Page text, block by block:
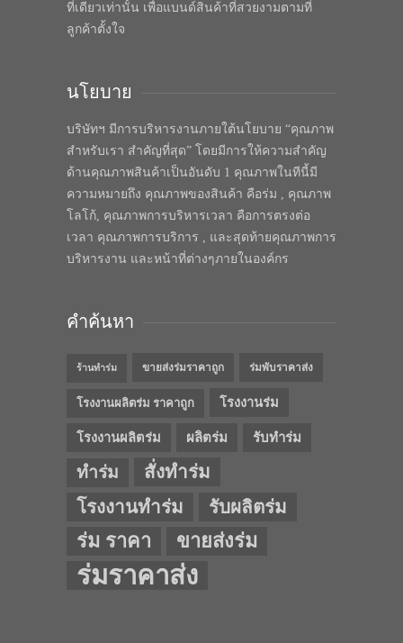
ที่เดียวเท่านั้น เพื่อแบนด์สินค้าที่สวยงามตามที่
ลูกค้าตั้งใจ
นโยบาย
บริษัทฯ มีการบริหารงานภายใต้นโยบาย “คุณภาพ
สำหรับเรา สำคัญที่สุด” โดยมีการให้ความสำคัญ
ด้านคุณภาพสินค้าเป็นอันดับ 1 คุณภาพในทีนี้มี
ความหมายถึง คุณภาพของสินค้า คือร่ม , คุณภาพ
โลโก้, คุณภาพการบริหารเวลา คือการตรงต่อ
เวลา คุณภาพการบริการ , และสุดท้ายคุณภาพการ
บริหารงาน และหน้าที่ต่างๆภายในองค์กร
คำค้นหา
ร้านทำร่ม ขายส่งร่มราคาถูก ร่มพับราคาส่ง
โรงงานผลิตร่ม ราคาถูก โรงงานร่ม
โรงงานผลิตร่ม ผลิตร่ม รับทำร่ม
ทำร่ม
สั่งทำร่ม
โรงงานทำร่ม
รับผลิตร่ม
ร่ม ราคา ขายส่งร่ม
ร่มราคาส่ง